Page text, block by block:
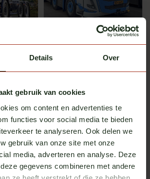
Details Over
gebruik van cookies
om content en advertenties te
functies voor social media te bieden
te analyseren. Ook delen we
gebruik van onze site met onze
media, adverteren en analyse. Deze
gegevens combineren met andere
SRI Sign Solution
Light box Classic 130x40x12
€ 638,00Excl. tax